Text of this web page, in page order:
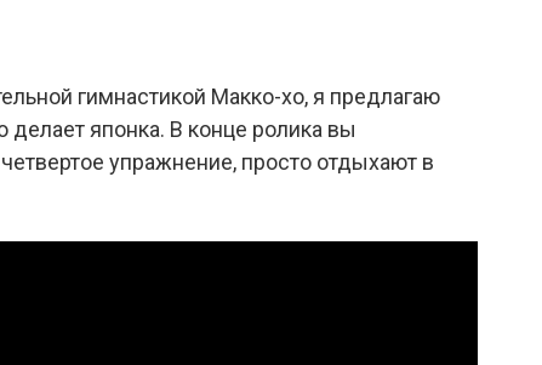
гимнастикой Макко-хо, я предлагаю
делает японка. В конце ролика вы
четвертое упражнение, просто отдыхают в